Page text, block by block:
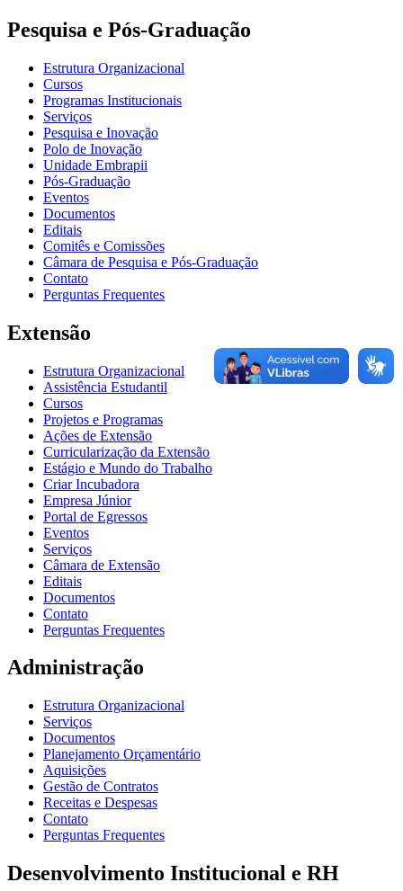
Pesquisa e Pós-Graduação
Estrutura Organizacional
Cursos
Programas Institucionais
Serviços
Pesquisa e Inovação
Polo de Inovação
Unidade Embrapii
Pós-Graduação
Eventos
Documentos
Editais
Comitês e Comissões
Câmara de Pesquisa e Pós-Graduação
Contato
Perguntas Frequentes
Extensão
Estrutura Organizacional
Assistência Estudantil
Cursos
Projetos e Programas
Ações de Extensão
Curricularização da Extensão
Estágio e Mundo do Trabalho
Criar Incubadora
Empresa Júnior
Portal de Egressos
Eventos
Serviços
Câmara de Extensão
Editais
Documentos
Contato
Perguntas Frequentes
Administração
Estrutura Organizacional
Serviços
Documentos
Planejamento Orçamentário
Aquisições
Gestão de Contratos
Receitas e Despesas
Contato
Perguntas Frequentes
Desenvolvimento Institucional e RH